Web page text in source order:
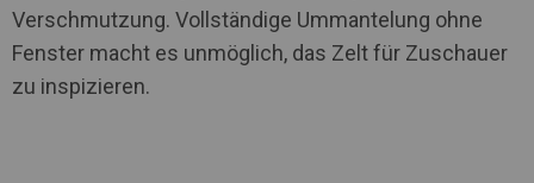
Verschmutzung. Vollständige Ummantelung ohne
Fenster macht es unmöglich, das Zelt für Zuschauer
zu inspizieren.